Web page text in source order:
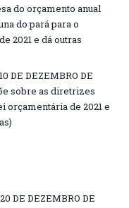
do orçamento anual
do pará para o
2021 e dá outras
DE DEZEMBRO DE
sobre as diretrizes
orçamentária de 2021 e
DE DEZEMBRO DE